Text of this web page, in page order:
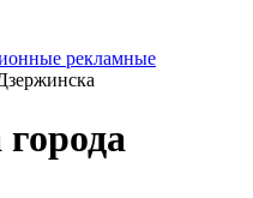
рекламные